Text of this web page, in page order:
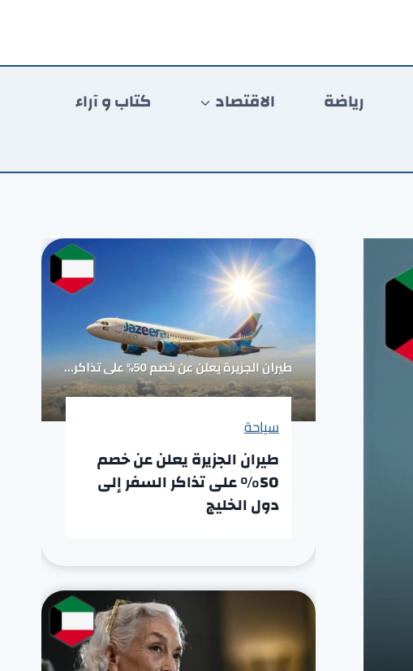
رياضة الاقتصاد
كتاب و آراء
سياحة
طيران الجزيرة يعلن عن خصم
50% على تذاكر السفر إلى
دول الخليج